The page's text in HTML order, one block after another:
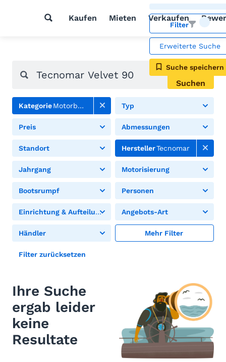
Kaufen Mieten Verkaufen
Filter
Erweiterte Suche
Suche speichern
Suchen
KategorieMotorboote Typ
Preis Abmessungen
Standort HerstellerTecnomar
Jahrgang Motorisierung
Bootsrumpf Personen
Einrichtung & Aufteilung Angebots-Art
Händler Mehr Filter
Filter zurücksetzen
Ihre Suche
ergab leider
keine
Resultate